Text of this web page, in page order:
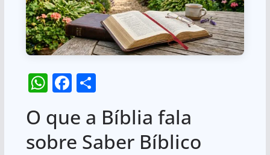
W
h
at
s
F
a
c
e
S
ar
e
O que a Bíblia fala
sobre Saber Bíblico